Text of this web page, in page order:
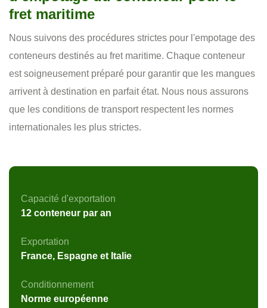
fret maritime
Nous suivons des procédures strictes pour l'empotage des
conteneurs destinés au fret maritime. Chaque conteneur
est soigneusement préparé pour garantir que les mangues
arrivent à destination en parfait état. Nous nous assurons
que les conditions de transport respectent les normes
internationales les plus strictes.
Capacité d'exportation
12 conteneur par an
Exportation
France, Espagne et Italie
Conditionnement
Norme européenne